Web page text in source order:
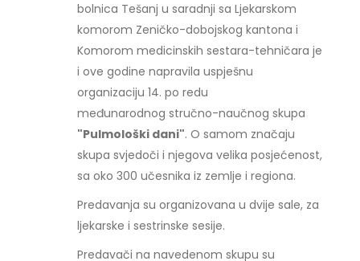
bolnica Tešanj u saradnji sa Ljekarskom
komorom Zeničko-dobojskog kantona i
Komorom medicinskih sestara-tehničara je
i ove godine napravila uspješnu
organizaciju 14. po redu
međunarodnog stručno-naučnog skupa
"Pulmološki dani". O samom značaju
skupa svjedoči i njegova velika posjećenost,
sa oko 300 učesnika iz zemlje i regiona.
Predavanja su organizovana u dvije sale, za
ljekarske i sestrinske sesije.
Predavači na navedenom skupu su